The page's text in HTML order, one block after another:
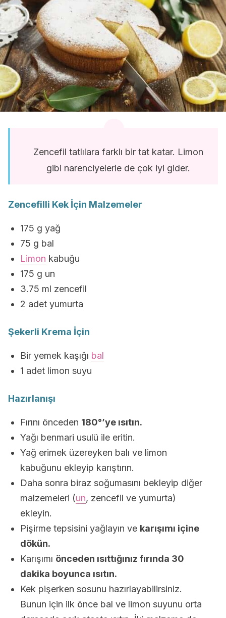
Zencefil tatlılara farklı bir tat katar. Limon
gibi narenciyelerle de çok iyi gider.
Zencefilli Kek İçin Malzemeler
175 g yağ
75 g bal
Limon kabuğu
175 g un
3.75 ml zencefil
2 adet yumurta
Şekerli Krema İçin
Bir yemek kaşığı bal
1 adet limon suyu
Hazırlanışı
Fırını önceden 180°’ye ısıtın.
Yağı benmari usulü ile eritin.
Yağ erimek üzereyken balı ve limon
kabuğunu ekleyip karıştırın.
Daha sonra biraz soğumasını bekleyip diğer
malzemeleri (un, zencefil ve yumurta)
ekleyin.
Pişirme tepsisini yağlayın ve karışımı içine
dökün.
Karışımı önceden ısıttığınız fırında 30
dakika boyunca ısıtın.
Kek pişerken sosunu hazırlayabilirsiniz.
Bunun için ilk önce bal ve limon suyunu orta